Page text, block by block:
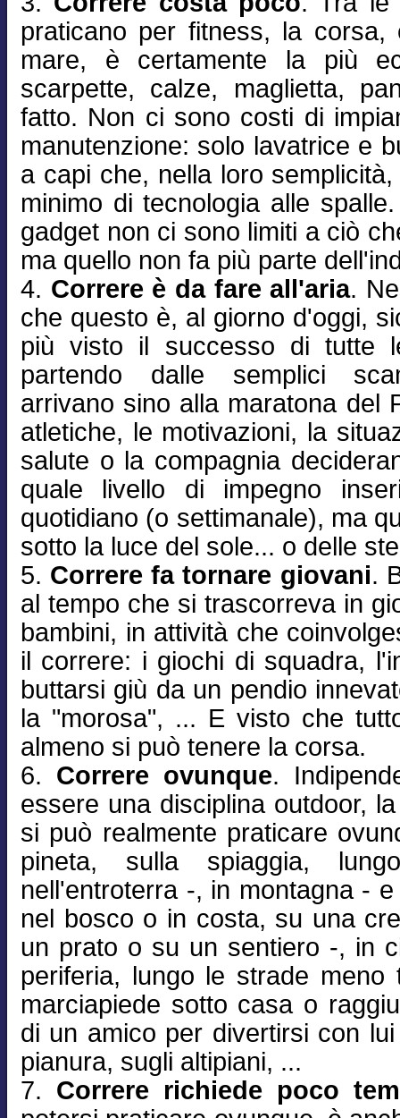
praticano per fitness, la corsa,
mare, è certamente la più
scarpette, calze, maglietta,
fatto. Non ci sono costi di
manutenzione: solo lavatrice e
a capi che, nella loro
minimo di tecnologia alle
gadget non ci sono limiti a ciò
ma quello non fa più parte
4. Correre è da fare all'aria.
che questo è, al giorno d'oggi,
più visto il successo di tutte
partendo dalle semplici
arrivano sino alla maratona del
atletiche, le motivazioni, la
salute o la compagnia
quale livello di impegno
quotidiano (o settimanale), ma
sotto la luce del sole... o delle
5. Correre fa tornare giovani.
al tempo che si trascorreva in
bambini, in attività che
il correre: i giochi di squadra,
buttarsi giù da un pendio
la "morosa", ... E visto che
almeno si può tenere la corsa.
6. Correre ovunque.
essere una disciplina outdoor,
si può realmente praticare
pineta, sulla spiaggia,
nell'entroterra -, in montagna -
nel bosco o in costa, su una
un prato o su un sentiero -, in
periferia, lungo le strade meno
marciapiede sotto casa o
di un amico per divertirsi con
pianura, sugli altipiani, ...
7. Correre richiede poco